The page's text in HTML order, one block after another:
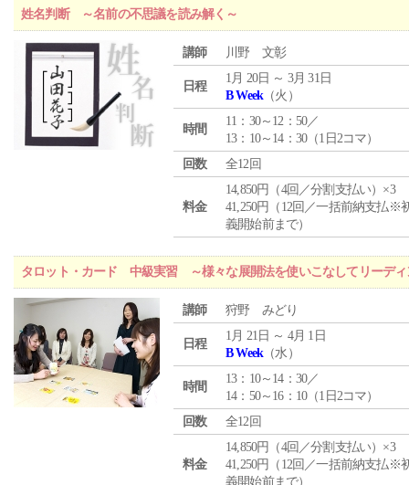
姓名判断 ～名前の不思議を読み解く～
講師 川野 文彰
日程
1月 20日 ～ 3月 31日
B Week（火）
時間
11：30～12：50／
13：10～14：30（1日2コマ）
回数
全12回
料金
14,850円（4回／分割支払い）×3
41,250円（12回／一括前納支払※
義開始前まで）
タロット・カード 中級実習 ～様々な展開法を使いこなしてリーディ
講師 狩野 みどり
日程
1月 21日 ～ 4月 1日
B Week（水）
時間
13：10～14：30／
14：50～16：10（1日2コマ）
回数
全12回
料金
14,850円（4回／分割支払い）×3
41,250円（12回／一括前納支払※
義開始前まで）